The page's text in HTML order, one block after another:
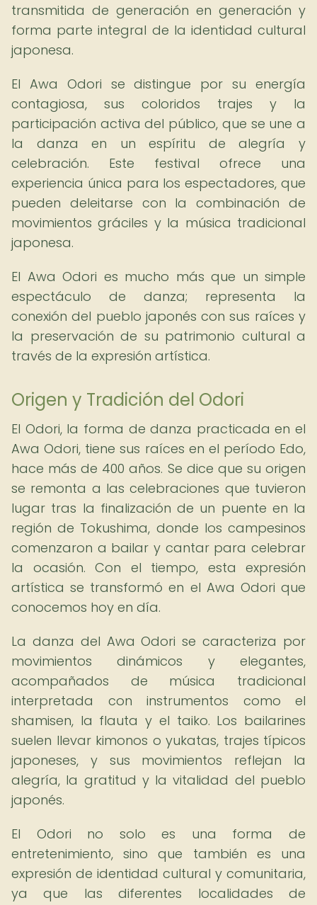
transmitida de generación en generación y
forma parte integral de la identidad cultural
japonesa.
El Awa Odori se distingue por su energía
contagiosa, sus coloridos trajes y la
participación activa del público, que se une a
la danza en un espíritu de alegría y
celebración. Este festival ofrece una
experiencia única para los espectadores, que
pueden deleitarse con la combinación de
movimientos gráciles y la música tradicional
japonesa.
El Awa Odori es mucho más que un simple
espectáculo de danza; representa la
conexión del pueblo japonés con sus raíces y
la preservación de su patrimonio cultural a
través de la expresión artística.
Origen y Tradición del Odori
El Odori, la forma de danza practicada en el
Awa Odori, tiene sus raíces en el período Edo,
hace más de 400 años. Se dice que su origen
se remonta a las celebraciones que tuvieron
lugar tras la finalización de un puente en la
región de Tokushima, donde los campesinos
comenzaron a bailar y cantar para celebrar
la ocasión. Con el tiempo, esta expresión
artística se transformó en el Awa Odori que
conocemos hoy en día.
La danza del Awa Odori se caracteriza por
movimientos dinámicos y elegantes,
acompañados de música tradicional
interpretada con instrumentos como el
shamisen, la flauta y el taiko. Los bailarines
suelen llevar kimonos o yukatas, trajes típicos
japoneses, y sus movimientos reflejan la
alegría, la gratitud y la vitalidad del pueblo
japonés.
El Odori no solo es una forma de
entretenimiento, sino que también es una
expresión de identidad cultural y comunitaria,
ya que las diferentes localidades de